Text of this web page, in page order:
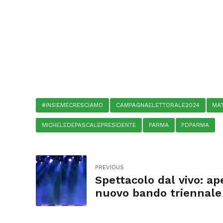
#INSIEMECRESCIAMO CAMPAGNAELETTORALE2024
MICHELEDEPASCALEPRESIDENTE PARMA PDPARMA
PREVIOUS
Spettacolo dal vivo:
nuovo bando triennale